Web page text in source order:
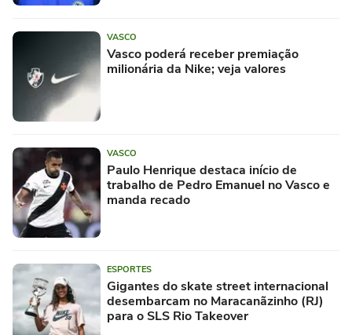
VASCO
Vasco poderá receber premiação
milionária da Nike; veja valores
VASCO
Paulo Henrique destaca início de
trabalho de Pedro Emanuel no Vasco e
manda recado
ESPORTES
Gigantes do skate street internacional
desembarcam no Maracanãzinho (RJ)
para o SLS Rio Takeover